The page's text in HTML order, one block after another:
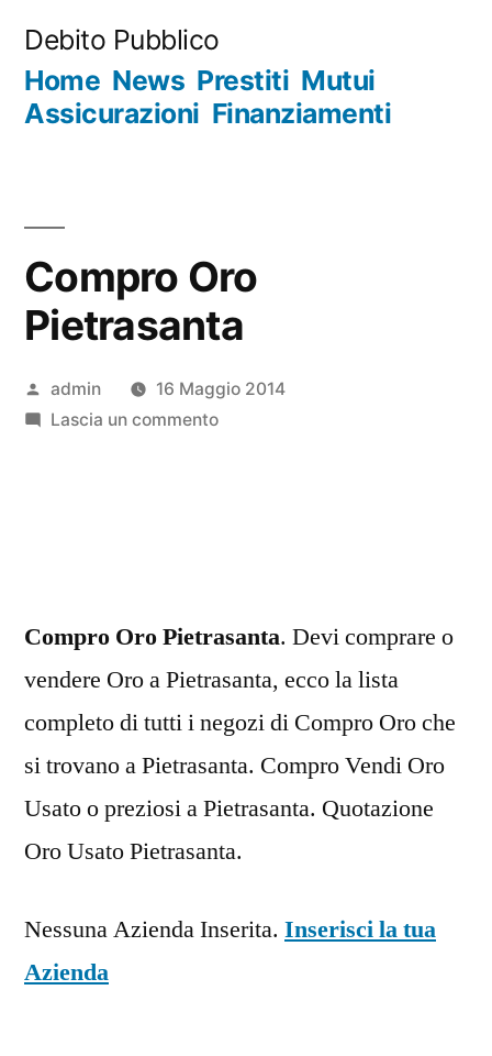
contenuto
Debito Pubblico
Home News Prestiti Mutui
Assicurazioni Finanziamenti
Compro Oro
Pietrasanta
Pubblicato
da
admin
16 Maggio 2014
Lascia un commentosu
Compro Oro Pietrasanta. Devi comprare o
vendere Oro a Pietrasanta, ecco la lista
completo di tutti i negozi di Compro Oro che
si trovano a Pietrasanta. Compro Vendi Oro
Usato o preziosi a Pietrasanta. Quotazione
Oro Usato Pietrasanta.
Nessuna Azienda Inserita. Inserisci la tua
Azienda